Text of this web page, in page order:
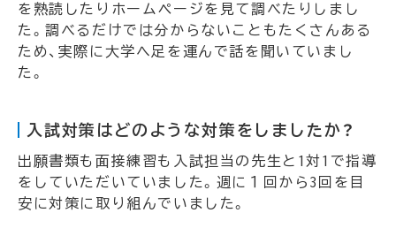
を熟読したりホームページを見て調べたりしまし
た。調べるだけでは分からないこともたくさんある
ため、実際に大学へ足を運んで話を聞いていまし
た。
入試対策はどのような対策をしましたか？
出願書類も面接練習も入試担当の先生と1対1で指導
をしていただいていました。週に１回から3回を目
安に対策に取り組んでいました。